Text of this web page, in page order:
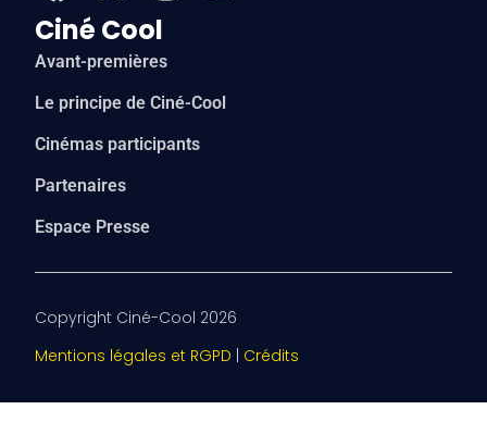
Ciné Cool
Avant-premières
Le principe de Ciné-Cool
Cinémas participants
Partenaires
Espace Presse
Copyright Ciné-Cool 2026
Mentions légales et RGPD
Crédits